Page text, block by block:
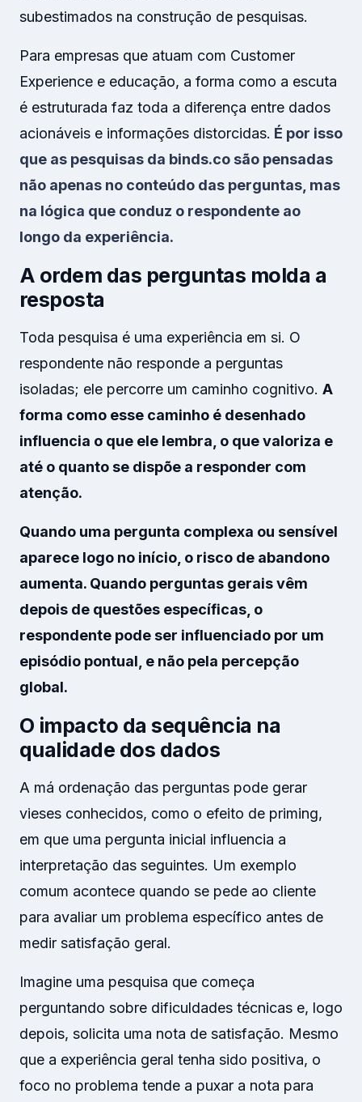
subestimados na construção de pesquisas.
Para empresas que atuam com Customer
Experience e educação, a forma como a escuta
é estruturada faz toda a diferença entre dados
acionáveis e informações distorcidas. É por isso
que as pesquisas da binds.co são pensadas
não apenas no conteúdo das perguntas, mas
na lógica que conduz o respondente ao
longo da experiência.
A ordem das perguntas molda a
resposta
Toda pesquisa é uma experiência em si. O
respondente não responde a perguntas
isoladas; ele percorre um caminho cognitivo. A
forma como esse caminho é desenhado
influencia o que ele lembra, o que valoriza e
até o quanto se dispõe a responder com
atenção.
Quando uma pergunta complexa ou sensível
aparece logo no início, o risco de abandono
aumenta. Quando perguntas gerais vêm
depois de questões específicas, o
respondente pode ser influenciado por um
episódio pontual, e não pela percepção
global.
O impacto da sequência na
qualidade dos dados
A má ordenação das perguntas pode gerar
vieses conhecidos, como o efeito de priming,
em que uma pergunta inicial influencia a
interpretação das seguintes. Um exemplo
comum acontece quando se pede ao cliente
para avaliar um problema específico antes de
medir satisfação geral.
Imagine uma pesquisa que começa
perguntando sobre dificuldades técnicas e, logo
depois, solicita uma nota de satisfação. Mesmo
que a experiência geral tenha sido positiva, o
foco no problema tende a puxar a nota para